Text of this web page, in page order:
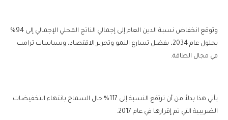
وتوقع انخفاض نسبة الدين العام إلى إجمالي الناتج المحلي الإجمالي إلى 94%
بحلول عام 2034، بفضل تسارع النمو وتحرير الاقتصاد، وسياسات ترامب
في مجال الطاقة.
يأتي هذا بدلاً من أن ترتفع النسبة إلى 117% حال السماح بانتهاء التخفيضات
الضريبية التي تم إقرارها في عام 2017.